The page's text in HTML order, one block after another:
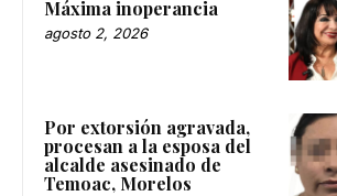
Máxima inoperancia
agosto 2, 2026
Por extorsión agravada,
procesan a la esposa del
alcalde asesinado de
Temoac, Morelos